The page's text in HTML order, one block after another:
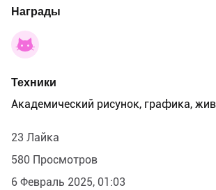
Награды
Техники
Академический рисунок, графика,
23 Лайка
580 Просмотров
6 Февраль 2025, 01:03